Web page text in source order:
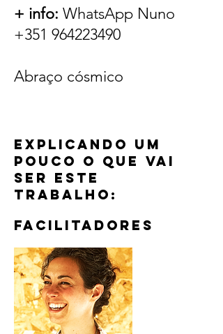
+ info: WhatsApp Nuno
+351 964223490
Abraço cósmico
Explicando um
pouco o que vai
ser este
trabalho:
facilitadores